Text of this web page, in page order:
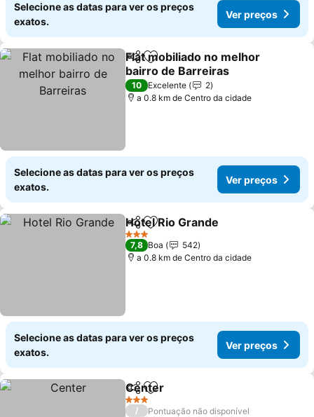
Selecione as datas para ver os preços
exatos.
Ver preços
PartilharAdicionar aos favoritos
Flat mobiliado no melhor
bairro de Barreiras
10 Excelente
2
a 0.8 km de Centro da cidade
Selecione as datas para ver os preços
exatos.
Ver preços
PartilharAdicionar aos favoritos
Hotel Rio Grande
3 Estrelas
7,8 Boa
542
a 0.8 km de Centro da cidade
Selecione as datas para ver os preços
exatos.
Ver preços
PartilharAdicionar aos favoritos
Center
3 Estrelas
/
Pontuação não disponível